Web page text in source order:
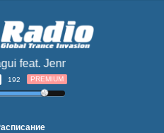
feat. Jennifer Rene - The
192 PREMIUM